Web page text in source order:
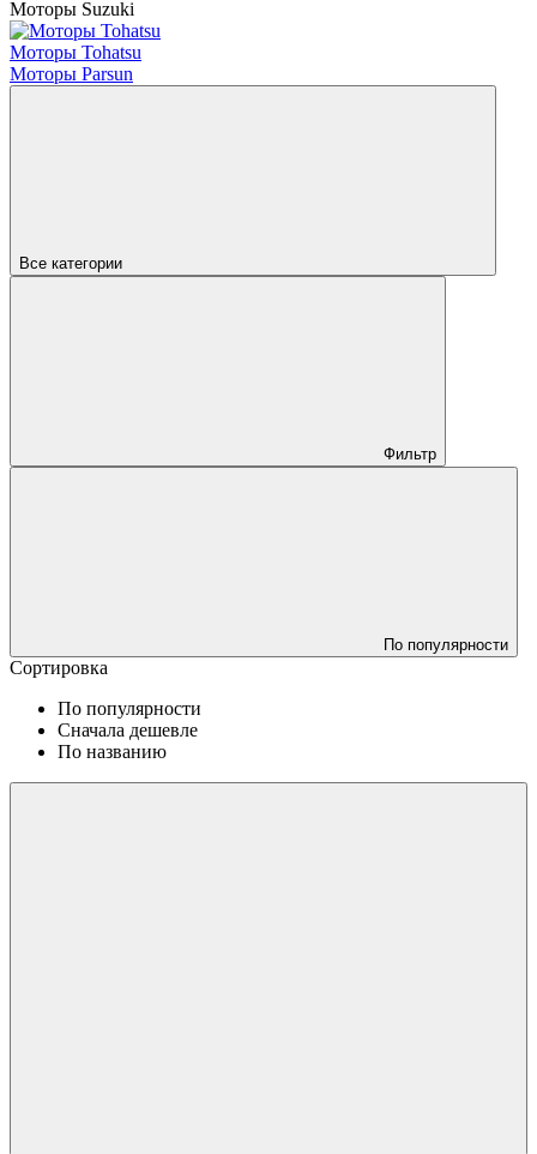
Моторы Suzuki
Моторы Tohatsu
Моторы Parsun
Все категории
Фильтр
По популярности
Сортировка
По популярности
Сначала дешевле
По названию